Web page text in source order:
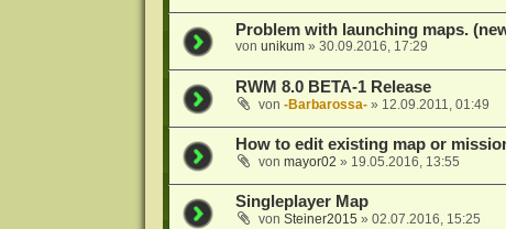
Problem with launching maps.
von unikum» 30.09.2016, 17:29
RWM 8.0 BETA-1 Release
von -Barbarossa-» 12.09.2011, 01:49
How to edit existing map or
von mayor02 » 19.05.2016, 13:55
Singleplayer Map
von Steiner2015 » 02.07.2016, 15:25